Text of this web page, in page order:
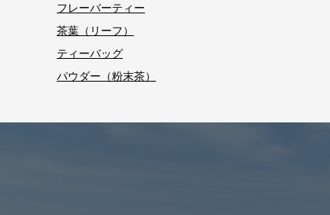
フレーバーティー
茶葉（リーフ）
ティーバッグ
パウダー（粉末茶）